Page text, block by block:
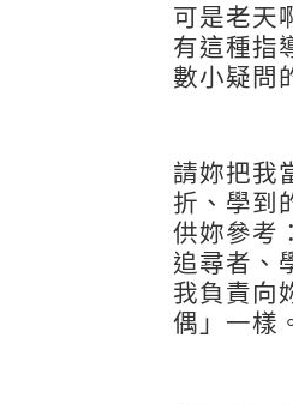
可是老天
有這種指
數小疑問
請妳把我
折、學到
供妳參考
追尋者、
我負責向
偶」一樣